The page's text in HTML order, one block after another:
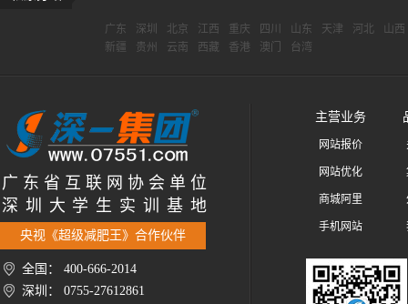
广东 深圳 北京 江西 重庆 四川 山东 天津 河北
山西
新疆
贵州 云南 西藏 香港 澳门 台湾
广 东 省 互 联 网 协 会 单 位
深 圳 大 学 生 实 训 基 地
央视《超级减肥王》合作伙伴
全国： 400-666-2014
深圳： 0755-27612861
主营业务
网站报价
网站优化
商城阿里
手机网站